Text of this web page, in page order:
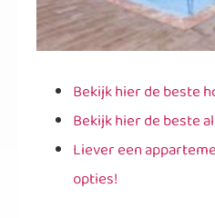
Bekijk hier de beste
Bekijk hier de beste
Liever een
opties!